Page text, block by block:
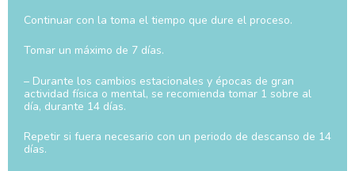
Continuar con la toma el tiempo que dure el proceso.
Tomar un máximo de 7 días.
– Durante los cambios estacionales y épocas de gran
actividad física o mental, se recomienda tomar 1 sobre al
día, durante 14 días.
Repetir si fuera necesario con un periodo de descanso de 14
días.